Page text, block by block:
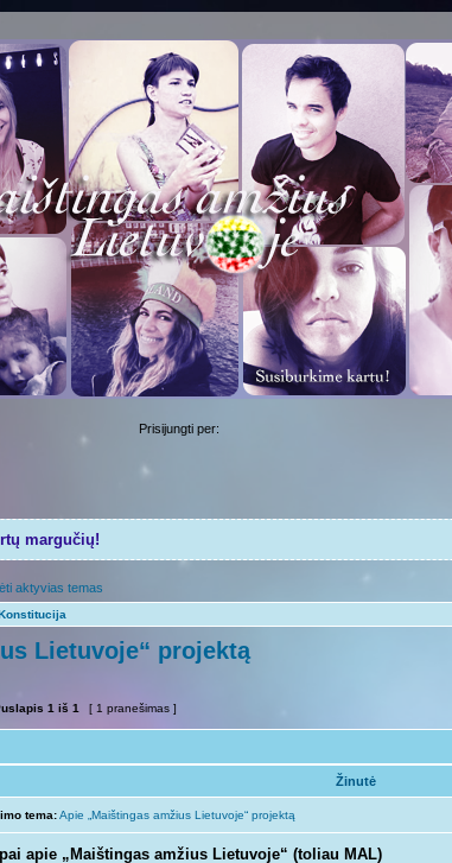
Prisijungti per:
margučių!
aktyvias temas
Lietuvoje“ projektą
1 iš 1 [ 1 pranešimas ]
Žinutė
tema:Apie „Maištingas amžius Lietuvoje“ projektą
apie „Maištingas amžius Lietuvoje“ (toliau MAL)